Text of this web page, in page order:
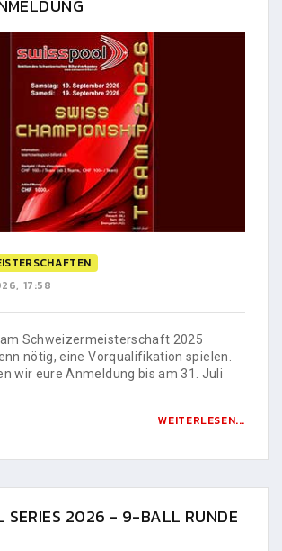
17:58
Schweizermeisterschaft 2025
nötig, eine Vorqualifikation spielen.
wir eure Anmeldung bis am 31. Juli
WEITERLESEN...
SERIES 2026 - 9-BALL RUNDE